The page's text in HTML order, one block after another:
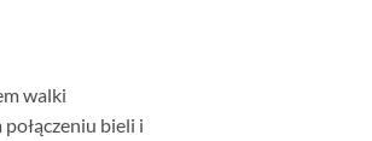
walki
bieli i